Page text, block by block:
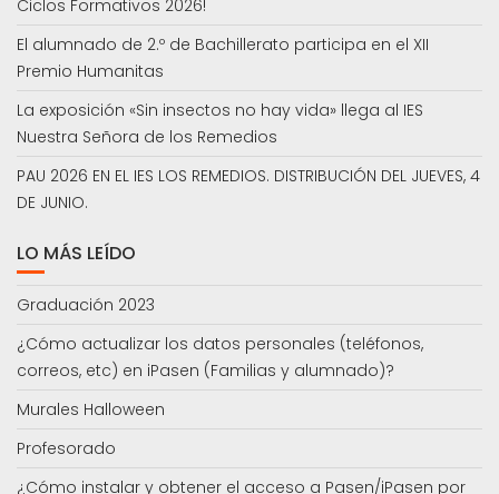
Ciclos Formativos 2026!
El alumnado de 2.º de Bachillerato participa en el XII
Premio Humanitas
La exposición «Sin insectos no hay vida» llega al IES
Nuestra Señora de los Remedios
PAU 2026 EN EL IES LOS REMEDIOS. DISTRIBUCIÓN DEL JUEVES, 4
DE JUNIO.
LO MÁS LEÍDO
Graduación 2023
¿Cómo actualizar los datos personales (teléfonos,
correos, etc) en iPasen (Familias y alumnado)?
Murales Halloween
Profesorado
¿Cómo instalar y obtener el acceso a Pasen/iPasen por